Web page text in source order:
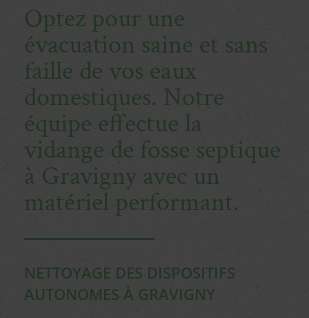
Optez pour une
évacuation saine et sans
faille de vos eaux
domestiques. Notre
équipe effectue la
vidange de fosse septique
à Gravigny avec un
matériel performant.
NETTOYAGE DES DISPOSITIFS
AUTONOMES À GRAVIGNY